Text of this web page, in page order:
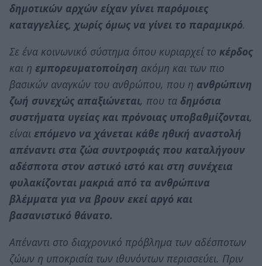
δημοτικών αρχών είχαν γίνει παρόμοιες
καταγγελίες, χωρίς όμως να γίνει το παραμικρό.
Σε ένα κοινωνικό σύστημα όπου κυριαρχεί το κέρδος
και η εμπορευματοποίηση ακόμη και των πιο
βασικών αναγκών του ανθρώπου, που η ανθρώπινη
ζωή συνεχώς απαξιώνεται, που τα δημόσια
συστήματα υγείας και πρόνοιας υποβαθμίζονται,
είναι επόμενο να χάνεται κάθε ηθική αναστολή
απέναντι στα ζώα συντροφιάς που καταλήγουν
αδέσποτα στον αστικό ιστό και στη συνέχεια
φυλακίζονται μακριά από τα ανθρώπινα
βλέμματα για να βρουν εκεί αργό και
βασανιστικό θάνατο.
Απέναντι στο διαχρονικό πρόβλημα των αδέσποτων
ζώων η υποκρισία των ιθυνόντων περισσεύει. Πριν